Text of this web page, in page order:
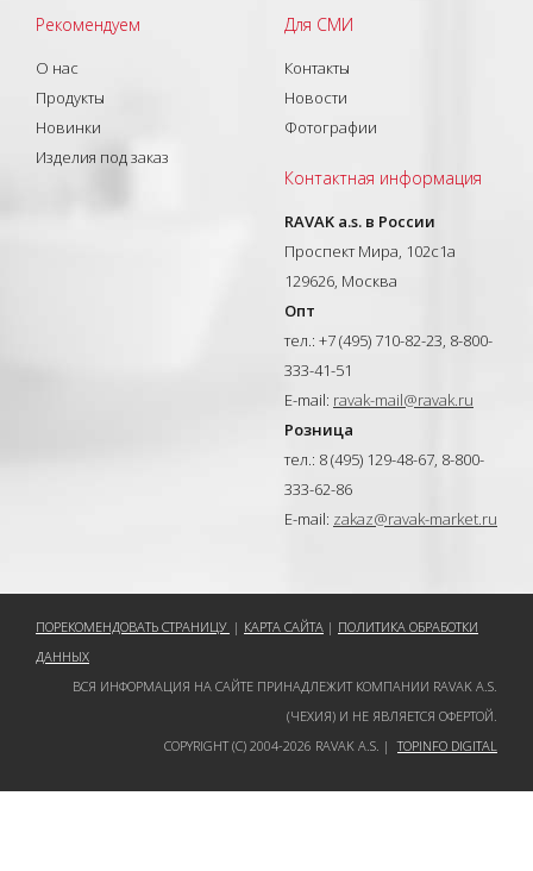
Рекомендуем
О нас
Продукты
Новинки
Изделия под заказ
Для СМИ
Контакты
Новости
Фотографии
Контактная информация
RAVAK a.s. в России
Проспект Мира, 102с1а
129626, Москва
Опт
тел.: +7 (495) 710-82-23, 8-800-
333-41-51
E-mail: ravak-mail@ravak.ru
Розница
тел.: 8 (495) 129-48-67, 8-800-
333-62-86
E-mail: zakaz@ravak-market.ru
ПОРЕКОМЕНДОВАТЬ СТРАНИЦУ | КАРТА САЙТА | ПОЛИТИКА ОБРАБОТКИ
ДАННЫХ
ВСЯ ИНФОРМАЦИЯ НА САЙТЕ ПРИНАДЛЕЖИТ КОМПАНИИ RAVAK A.S.
(ЧЕХИЯ) И НЕ ЯВЛЯЕТСЯ ОФЕРТОЙ.
COPYRIGHT (C) 2004-2026 RAVAK A.S. |TOPINFO DIGITAL